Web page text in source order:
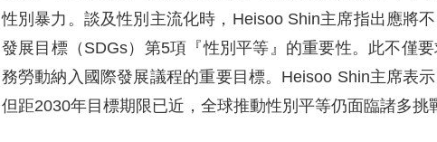
性別暴力。談及性別主流化時，Heisoo Shin主席指出應將
發展目標（SDGs）第5項『性別平等』的重要性。此不僅
務勞動納入國際發展議程的重要目標。Heisoo Shin主席表
但距2030年目標期限已近，全球推動性別平等仍面臨諸多挑